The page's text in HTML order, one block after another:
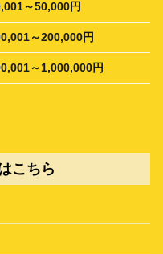
～50,000円
～200,000円
～1,000,000円
こちら